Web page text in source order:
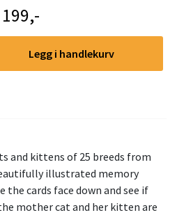
199,-
Legg i handlekurv
and kittens of 25 breeds from
illustrated memory
the cards face down and see if
mother cat and her kitten are